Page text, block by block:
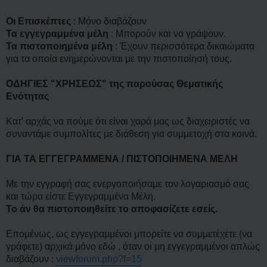
Οι Επισκέπτες : Μόνο διαβάζουν
Τα εγγεγραμμένα μέλη : Μπορούν και να γράψουν.
Τα πιστοποιημένα μέλη : Έχουν περισσότερα δικαιώματα
για τα οποία ενημερώνονται με την πιστοποίησή τους.
ΟΔΗΓΙΕΣ "ΧΡΗΣΕΩΣ" της παρούσας Θεματικής
Ενότητας
Κατ' αρχάς να πούμε ότι είναι χαρά μας ως διαχειριστές να
συναντάμε συμπολίτες με διάθεση για συμμετοχή στα κοινά.
ΓΙΑ ΤΑ ΕΓΓΕΓΡΑΜΜΕΝΑ / ΠΙΣΤΟΠΟΙΗΜΕΝΑ ΜΕΛΗ
Με την εγγραφή σας ενεργοποιήσαμε τον λογαριασμό σας
και τώρα είστε Εγγεγραμμένα Μέλη.
Το άν θα πιστοποιηθείτε το αποφασίζετε εσείς.
Επομένως, ως εγγεγραμμένοι μπορείτε να συμμετέχετε (να
γράφετε) αρχικά μόνο εδώ , όταν οι μη εγγεγραμμένοι απλώς
διαβάζουν : viewforum.php?f=15